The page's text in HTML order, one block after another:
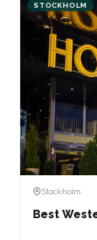
STOCKHOLM
Stockholm
Best